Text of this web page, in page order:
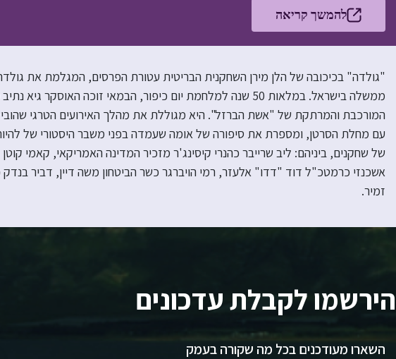
להמשך קריאה
"גולדה" בכיכובה של הלן מירן השחקנית הבריטית עטורת הפרסים, המגלמת את
ממשלה בישראל. במלאות 50 שנה למלחמת יום כיפור, הבמאי זוכה
המורכבת והמרתקת של "אשת הברזל". היא מגוללת את מהלך האירועים הטרגי
עם מחלת הסרטן, ומספרת את סיפורה של אומה שעמדה בפני משבר היסטורי של
של שחקנים, ביניהם: ליב שרייבר כהנרי קיסינג'ר מזכיר המדינה האמריקאי, קאמי
אשכנזי כרמטכ"ל דוד "דדו" אלעזר, רמי הויברגר כשר הביטחון משה דיין, דביר
זמיר.
הירשמו לקבלת עדכונים
השארו מעודכנים בכל מה שקורה בעמק